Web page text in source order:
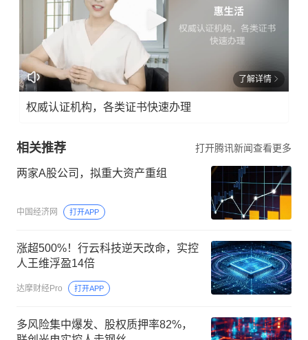
了解详情
权威认证机构，各类证书快速办理
相关推荐 打开腾讯新闻查看更多
两家A股公司，拟重大资产重组
中国经济网 打开APP
涨超500%！行云科技逆天改命，实控
人王维浮盈14倍
达摩财经Pro 打开APP
多风险集中爆发、股权质押率82%，